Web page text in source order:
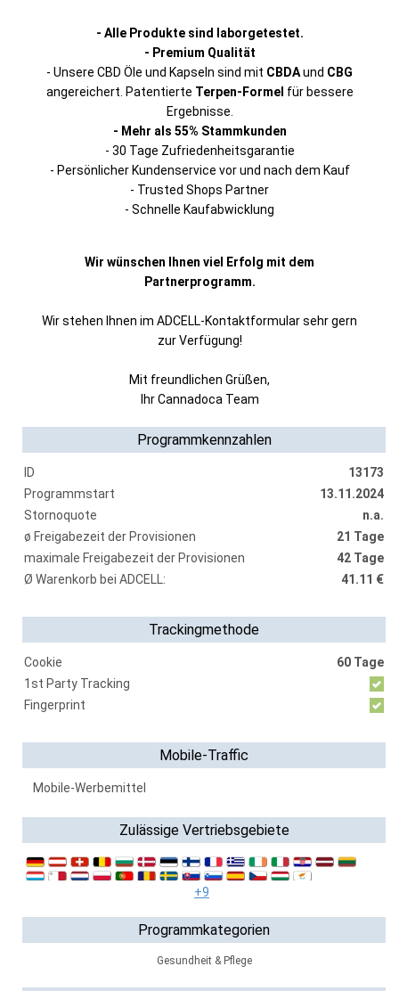
- Alle Produkte sind laborgetestet.
- Premium Qualität
- Unsere CBD Öle und Kapseln sind mit CBDAund CBG
angereichert. Patentierte Terpen-Formel für bessere
Ergebnisse.
- Mehr als 55% Stammkunden
- 30 Tage Zufriedenheitsgarantie
- Persönlicher Kundenservice vor und nach dem Kauf
- Trusted Shops Partner
- Schnelle Kaufabwicklung
Wir wünschen Ihnen viel Erfolg mit dem
Partnerprogramm.
Wir stehen Ihnen im ADCELL-Kontaktformular sehr gern
zur Verfügung!
Mit freundlichen Grüßen,
Ihr Cannadoca Team
Programmkennzahlen
ID
13173
Programmstart
13.11.2024
Stornoquote
n.a.
ø Freigabezeit der Provisionen
21 Tage
maximale Freigabezeit der Provisionen
42 Tage
Ø Warenkorb bei ADCELL:
41.11 €
Trackingmethode
Cookie
60 Tage
1st Party Tracking
Fingerprint
Mobile-Traffic
Mobile-Werbemittel
Zulässige Vertriebsgebiete
+9
Programmkategorien
Gesundheit & Pflege